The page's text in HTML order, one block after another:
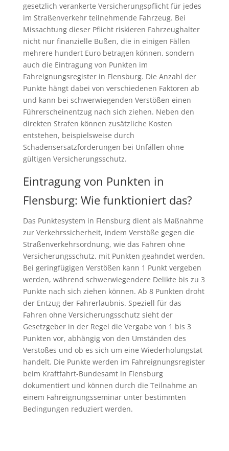
gesetzlich verankerte Versicherungspflicht für jedes
im Straßenverkehr teilnehmende Fahrzeug. Bei
Missachtung dieser Pflicht riskieren Fahrzeughalter
nicht nur finanzielle Bußen, die in einigen Fällen
mehrere hundert Euro betragen können, sondern
auch die Eintragung von Punkten im
Fahreignungsregister in Flensburg. Die Anzahl der
Punkte hängt dabei von verschiedenen Faktoren ab
und kann bei schwerwiegenden Verstößen einen
Führerscheinentzug nach sich ziehen. Neben den
direkten Strafen können zusätzliche Kosten
entstehen, beispielsweise durch
Schadensersatzforderungen bei Unfällen ohne
gültigen Versicherungsschutz.
Eintragung von Punkten in
Flensburg: Wie funktioniert das?
Das Punktesystem in Flensburg dient als Maßnahme
zur Verkehrssicherheit, indem Verstöße gegen die
Straßenverkehrsordnung, wie das Fahren ohne
Versicherungsschutz, mit Punkten geahndet werden.
Bei geringfügigen Verstößen kann 1 Punkt vergeben
werden, während schwerwiegendere Delikte bis zu 3
Punkte nach sich ziehen können. Ab 8 Punkten droht
der Entzug der Fahrerlaubnis. Speziell für das
Fahren ohne Versicherungsschutz sieht der
Gesetzgeber in der Regel die Vergabe von 1 bis 3
Punkten vor, abhängig von den Umständen des
Verstoßes und ob es sich um eine Wiederholungstat
handelt. Die Punkte werden im Fahreignungsregister
beim Kraftfahrt-Bundesamt in Flensburg
dokumentiert und können durch die Teilnahme an
einem Fahreignungsseminar unter bestimmten
Bedingungen reduziert werden.